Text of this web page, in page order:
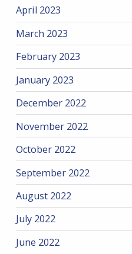
April 2023
March 2023
February 2023
January 2023
December 2022
November 2022
October 2022
September 2022
August 2022
July 2022
June 2022